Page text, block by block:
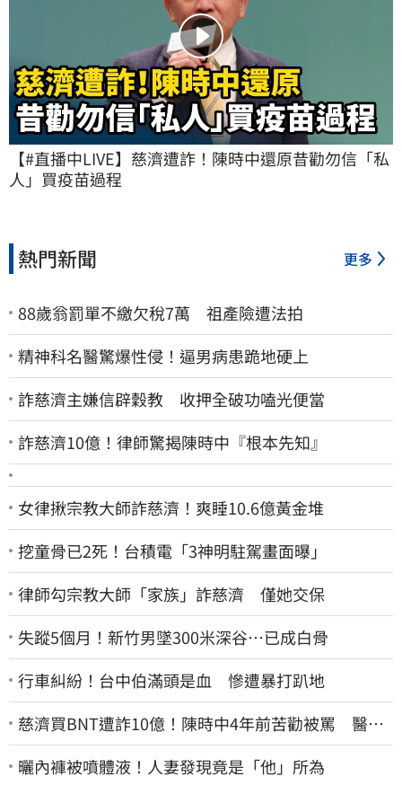
【#直播中LIVE】慈濟遭詐！陳時中還原昔勸勿信「私
人」買疫苗過程
熱門新聞 更多
88歲翁罰單不繳欠稅7萬 祖產險遭法拍
精神科名醫驚爆性侵！逼男病患跪地硬上
詐慈濟主嫌信辟穀教 收押全破功嗑光便當
詐慈濟10億！律師驚揭陳時中『根本先知』
女律揪宗教大師詐慈濟！爽睡10.6億黃金堆
挖童骨已2死！台積電「3神明駐駕畫面曝」
律師勾宗教大師「家族」詐慈濟 僅她交保
失蹤5個月！新竹男墜300米深谷…已成白骨
行車糾紛！台中伯滿頭是血 慘遭暴打趴地
慈濟買BNT遭詐10億！陳時中4年前苦勸被罵 醫挖4
年前貼文：藍白全翻車
曬內褲被噴體液！人妻發現竟是「他」所為